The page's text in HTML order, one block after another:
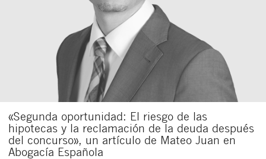
«Segunda oportunidad: El riesgo de las
hipotecas y la reclamación de la deuda después
del concurso», un artículo de Mateo Juan en
Abogacía Española